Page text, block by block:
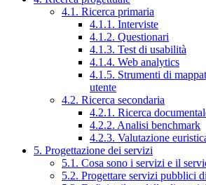
4.1. Ricerca primaria
4.1.1. Interviste
4.1.2. Questionari
4.1.3. Test di usabilità
4.1.4. Web analytics
4.1.5. Strumenti di
utente
4.2. Ricerca secondaria
4.2.1. Ricerca
4.2.2. Analisi benchmark
4.2.3. Valutazione
5. Progettazione dei servizi
5.1. Cosa sono i servizi e il
5.2. Progettare servizi pubblici